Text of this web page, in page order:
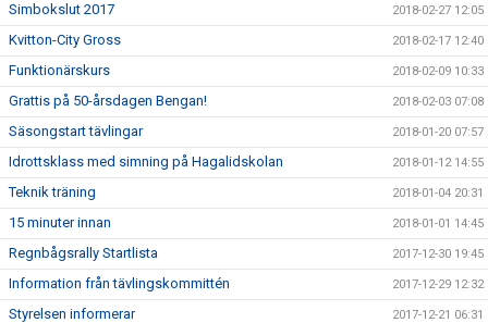
Simbokslut 2017 2018-02-27 12:05
Kvitton-City Gross 2018-02-17 12:40
Funktionärskurs 2018-02-09 10:33
Grattis på 50-årsdagen Bengan! 2018-02-03 07:08
Säsongstart tävlingar 2018-01-20 07:57
Idrottsklass med simning på Hagalidskolan 2018-01-12 14:55
Teknik träning 2018-01-04 20:31
15 minuter innan 2018-01-01 14:45
Regnbågsrally Startlista 2017-12-30 19:45
Information från tävlingskommittén 2017-12-29 12:32
Styrelsen informerar 2017-12-21 06:31